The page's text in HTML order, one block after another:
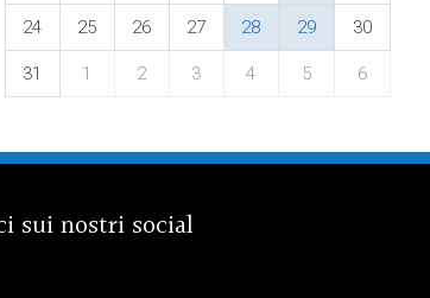
24 25 26 27 28 29 30
31 1 2 3 4 5 6
sui nostri social